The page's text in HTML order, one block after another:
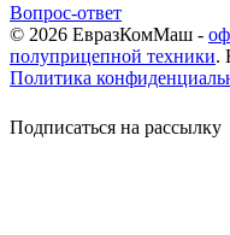
Вопрос-ответ
© 2026 ЕвразКомМаш -
полуприцепной техники.
Политика
Подписаться на рассылку